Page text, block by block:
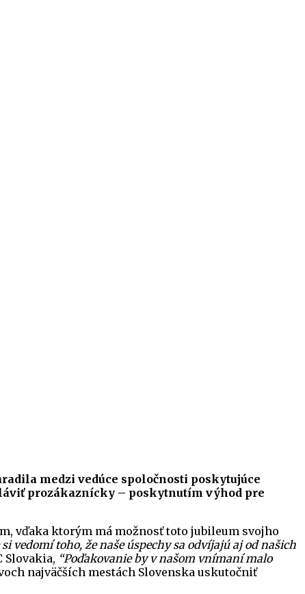
medzi vedúce spoločnosti poskytujúce
prozákaznícky – poskytnutím výhod pre
vďaka ktorým má možnosť toto jubileum svojho
vedomí toho, že naše úspechy sa odvíjajú aj od našich
Slovakia, “Poďakovanie by v našom vnímaní malo
najväčších mestách Slovenska uskutočniť